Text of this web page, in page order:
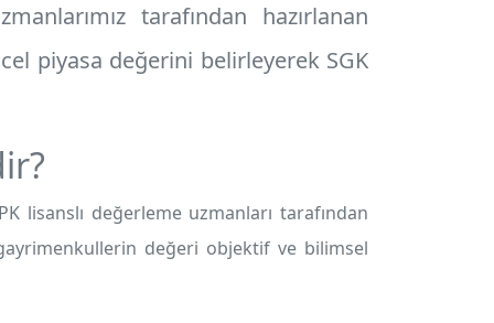
tarafından hazırlanan
piyasa değerini belirleyerek SGK
lisanslı değerleme uzmanları tarafından
değeri objektif ve bilimsel